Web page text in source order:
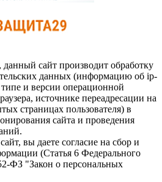
сайт производит обработку
данных (информацию об ip-
и версии операционной
источнике переадресации на
страницах пользователя) в
сайта и проведения
вы даете согласие на сбор и
(Статья 6 Федерального
ФЗ "Закон о персональных